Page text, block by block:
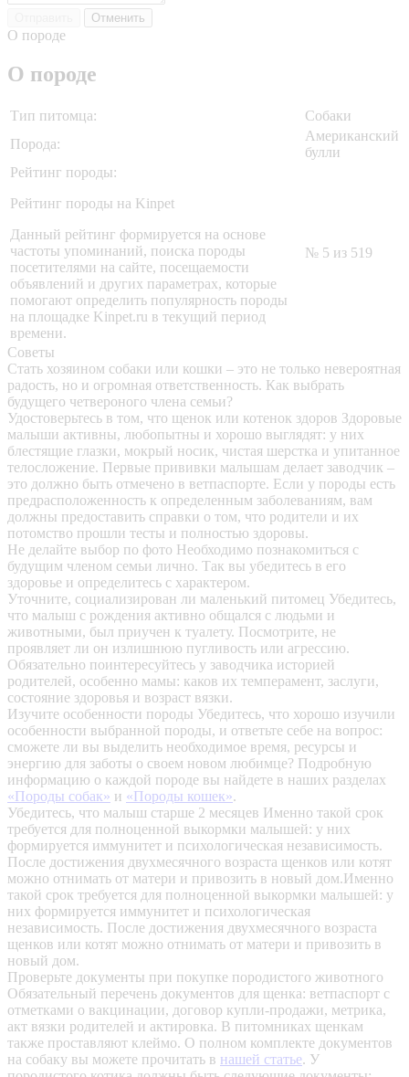
Отменить
О породе
О породе
Тип питомца:
Собаки
Порода:
Американский
булли
Рейтинг породы:
Рейтинг породы на Kinpet
Данный рейтинг формируется на основе
частоты упоминаний, поиска породы
посетителями на сайте, посещаемости
объявлений и других параметрах, которые
помогают определить популярность породы
на площадке Kinpet.ru в текущий период
времени.
№ 5 из 519
Советы
Стать хозяином собаки или кошки – это не только невероятная
радость, но и огромная ответственность. Как выбрать
будущего четвероного члена семьи?
Удостоверьтесь в том, что щенок или котенок здоров Здоровые
малыши активны, любопытны и хорошо выглядят: у них
блестящие глазки, мокрый носик, чистая шерстка и упитанное
телосложение. Первые прививки малышам делает заводчик –
это должно быть отмечено в ветпаспорте. Если у породы есть
предрасположенность к определенным заболеваниям, вам
должны предоставить справки о том, что родители и их
потомство прошли тесты и полностью здоровы.
Не делайте выбор по фото Необходимо познакомиться с
будущим членом семьи лично. Так вы убедитесь в его
здоровье и определитесь с характером.
Уточните, социализирован ли маленький питомец Убедитесь,
что малыш с рождения активно общался с людьми и
животными, был приучен к туалету. Посмотрите, не
проявляет ли он излишнюю пугливость или агрессию.
Обязательно поинтересуйтесь у заводчика историей
родителей, особенно мамы: каков их темперамент, заслуги,
состояние здоровья и возраст вязки.
Изучите особенности породы Убедитесь, что хорошо изучили
особенности выбранной породы, и ответьте себе на вопрос:
сможете ли вы выделить необходимое время, ресурсы и
энергию для заботы о своем новом любимце? Подробную
информацию о каждой породе вы найдете в наших разделах
«Породы собак» и «Породы кошек».
Убедитесь, что малыш старше 2 месяцев Именно такой срок
требуется для полноценной выкормки малышей: у них
формируется иммунитет и психологическая независимость.
После достижения двухмесячного возраста щенков или котят
можно отнимать от матери и привозить в новый дом.Именно
такой срок требуется для полноценной выкормки малышей: у
них формируется иммунитет и психологическая
независимость. После достижения двухмесячного возраста
щенков или котят можно отнимать от матери и привозить в
новый дом.
Проверьте документы при покупке породистого животного
Обязательный перечень документов для щенка: ветпаспорт с
отметками о вакцинации, договор купли-продажи, метрика,
акт вязки родителей и актировка. В питомниках щенкам
также проставляют клеймо. О полном комплекте документов
на собаку вы можете прочитать в нашей статье. У